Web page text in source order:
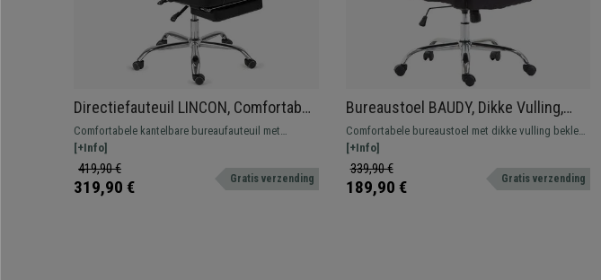
Directiefauteuil LINCON, Comfortabel
en van Hoge Kwaliteit, Kantelbaar, met
voetsteun, Zwart Leder
Comfortabele kantelbare bureaufauteuil met
voetsteun en extra vulling voor maximaal comfort!
Sterk en duurzaam, dit is de stoel voor u.
[+Info]
419,90 €
319,90 € Gratis verzending
Bureaustoel BAUDY, Dikke Vulling,
Metalen Onderstel, Stoffen
Bekleding, Zwart
Comfortabele bureaustoel met dikke vulling bekleed
met kwaliteitsstof. Beschikt over een
kantelmechanisme en een metalen onderstel.
[+Info]
339,90 €
189,90 € Gratis verzending